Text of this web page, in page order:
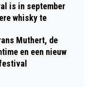
is in september
whisky te
Muthert, de
en een nieuw